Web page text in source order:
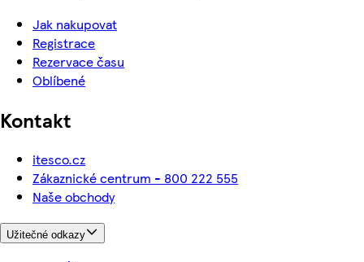
Jak nakupovat
Registrace
Rezervace času
Oblíbené
Kontakt
itesco.cz
Zákaznické centrum - 800 222 555
Naše obchody
Užitečné odkazy